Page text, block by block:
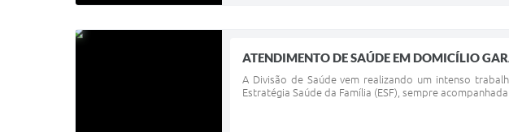
ATENDIMENTO DE SAÚDE EM DOMICÍLIO
A Divisão de Saúde vem realizando um intenso
Estratégia Saúde da Família (ESF), sempre